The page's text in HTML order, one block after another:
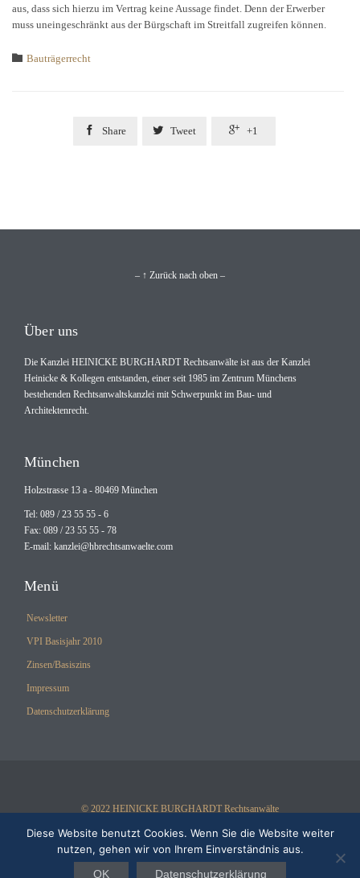
aus, dass sich hierzu im Vertrag keine Aussage findet. Denn der Erwerber
muss uneingeschränkt aus der Bürgschaft im Streitfall zugreifen können.
 Category
Bauträgerrecht
 Share  Tweet  +1
– ↑ Zurück nach oben –
Über uns
Die Kanzlei HEINICKE BURGHARDT Rechtsanwälte ist aus der Kanzlei
Heinicke & Kollegen entstanden, einer seit 1985 im Zentrum Münchens
bestehenden Rechtsanwaltskanzlei mit Schwerpunkt im Bau- und
Architektenrecht.
München
Holzstrasse 13 a - 80469 München
Tel: 089 / 23 55 55 - 6
Fax: 089 / 23 55 55 - 78
E-mail: kanzlei@hbrechtsanwaelte.com
Menü
Newsletter
VPI Basisjahr 2010
Zinsen/Basiszins
Impressum
Datenschutzerklärung
© 2022 HEINICKE BURGHARDT Rechtsanwälte
Diese Website benutzt Cookies. Wenn Sie die Website weiter
nutzen, gehen wir von Ihrem Einverständnis aus.
OK
Datenschutzerklärung